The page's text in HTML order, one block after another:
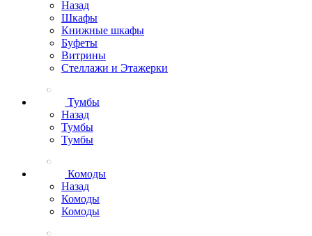
Назад
Шкафы
Книжные шкафы
Буфеты
Витрины
Стеллажи и Этажерки
Тумбы
Назад
Тумбы
Тумбы
Комоды
Назад
Комоды
Комоды